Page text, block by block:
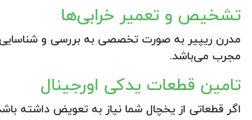
تشخیص و تعمیر خرابی‌ها
مدرن ریپیر به صورت تخصصی به بررسی و شناسایی
مجرب می‌باشد.
تامین قطعات یدکی اورجینال
اگر قطعاتی از یخچال شما نیاز به تعویض داشته